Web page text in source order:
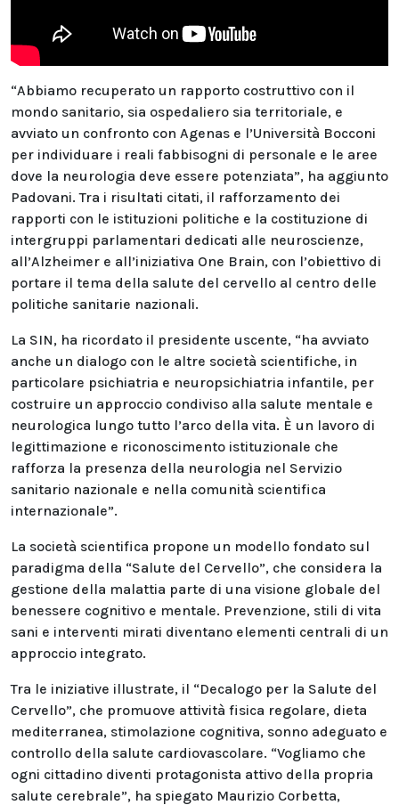
“Abbiamo recuperato un rapporto costruttivo con il
mondo sanitario, sia ospedaliero sia territoriale, e
avviato un confronto con Agenas e l’Università Bocconi
per individuare i reali fabbisogni di personale e le aree
dove la neurologia deve essere potenziata”, ha aggiunto
Padovani. Tra i risultati citati, il rafforzamento dei
rapporti con le istituzioni politiche e la costituzione di
intergruppi parlamentari dedicati alle neuroscienze,
all’Alzheimer e all’iniziativa One Brain, con l’obiettivo di
portare il tema della salute del cervello al centro delle
politiche sanitarie nazionali.
La SIN, ha ricordato il presidente uscente, “ha avviato
anche un dialogo con le altre società scientifiche, in
particolare psichiatria e neuropsichiatria infantile, per
costruire un approccio condiviso alla salute mentale e
neurologica lungo tutto l’arco della vita. È un lavoro di
legittimazione e riconoscimento istituzionale che
rafforza la presenza della neurologia nel Servizio
sanitario nazionale e nella comunità scientifica
internazionale”.
La società scientifica propone un modello fondato sul
paradigma della “Salute del Cervello”, che considera la
gestione della malattia parte di una visione globale del
benessere cognitivo e mentale. Prevenzione, stili di vita
sani e interventi mirati diventano elementi centrali di un
approccio integrato.
Tra le iniziative illustrate, il “Decalogo per la Salute del
Cervello”, che promuove attività fisica regolare, dieta
mediterranea, stimolazione cognitiva, sonno adeguato e
controllo della salute cardiovascolare. “Vogliamo che
ogni cittadino diventi protagonista attivo della propria
salute cerebrale”, ha spiegato Maurizio Corbetta,